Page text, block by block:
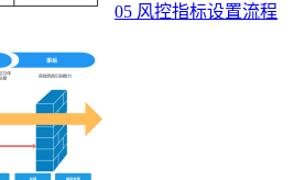
05 风控指标设置流程